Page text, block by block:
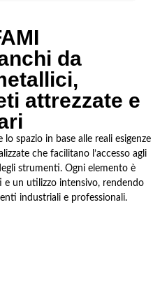
da
attrezzate e
spazio in base alle reali esigenze
che facilitano l’accesso agli
strumenti. Ogni elemento è
e un utilizzo intensivo, rendendo
industriali e professionali.